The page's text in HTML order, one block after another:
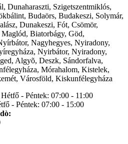
Dunaharaszti, Szigetszentmiklós,
Budaörs, Budakeszi, Solymár,
Dunakeszi, Fót, Csömör,
Biatorbágy, Göd,
Nagyhegyes, Nyiradony,
Nyirbátor, Nyiradony,
Algyõ, Deszk, Sándorfalva,
Mórahalom, Kistelek,
Városföld, Kiskunfélegyháza
Hétfő - Péntek: 07:00 - 11:00
- Péntek: 07:00 - 15:00